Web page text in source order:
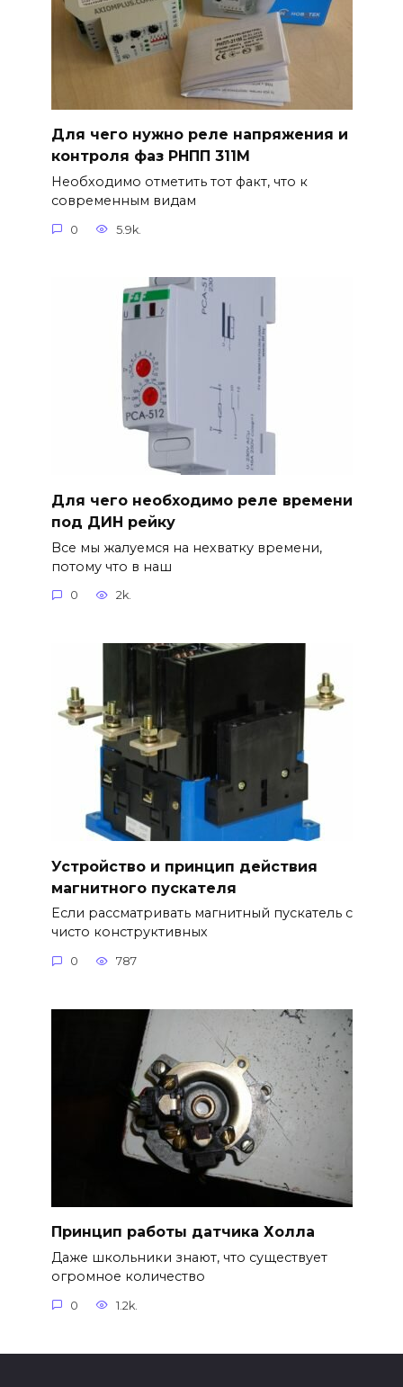
Для чего нужно реле напряжения и
контроля фаз РНПП 311М
Необходимо отметить тот факт, что к
современным видам
0 5.9k.
Для чего необходимо реле времени
под ДИН рейку
Все мы жалуемся на нехватку времени,
потому что в наш
0 2k.
Устройство и принцип действия
магнитного пускателя
Если рассматривать магнитный пускатель с
чисто конструктивных
0 787
Принцип работы датчика Холла
Даже школьники знают, что существует
огромное количество
0 1.2k.